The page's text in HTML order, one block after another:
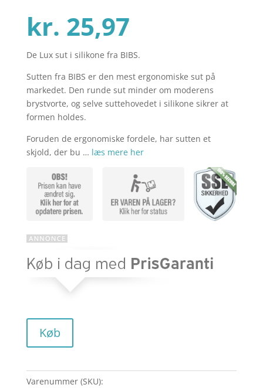
pris
var:
kr. 39,95.
kr. 25,97Den
aktuelle
pris
er:
kr. 25,97.
De Lux sut i silikone fra BIBS.
Sutten fra BIBS er den mest ergonomiske sut på
markedet. Den runde sut minder om moderens
brystvorte, og selve suttehovedet i silikone sikrer at
formen holdes.
Foruden de ergonomiske fordele, har sutten et
skjold, der bu … læs mere her
Køb
Varenummer (SKU):